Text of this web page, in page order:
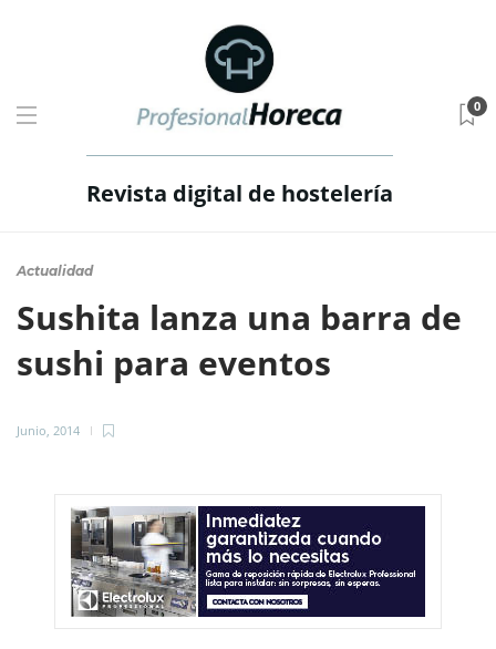
Revista digital de hostelería
0
Actualidad
Sushita lanza una barra de
sushi para eventos
Junio, 2014